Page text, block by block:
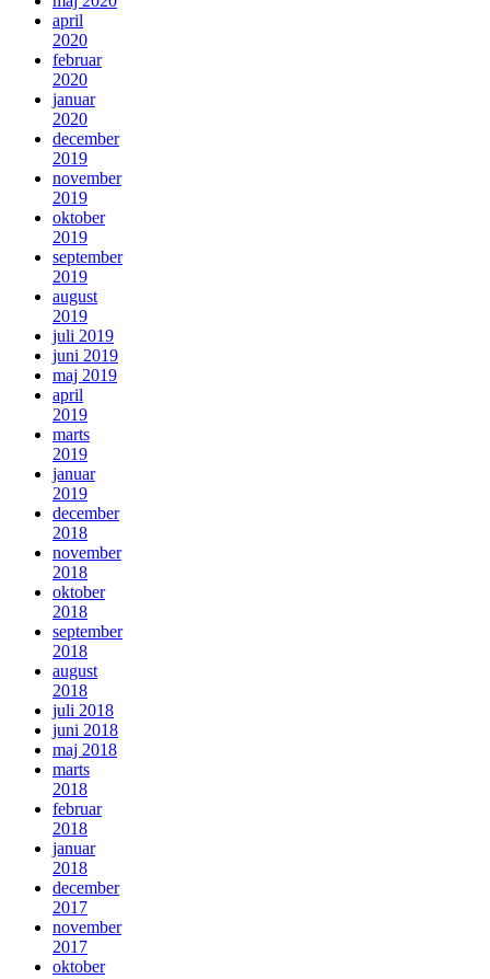
april
2020
februar
2020
januar
2020
december
2019
november
2019
oktober
2019
september
2019
august
2019
juli 2019
juni 2019
maj 2019
april
2019
marts
2019
januar
2019
december
2018
november
2018
oktober
2018
september
2018
august
2018
juli 2018
juni 2018
maj 2018
marts
2018
februar
2018
januar
2018
december
2017
november
2017
oktober